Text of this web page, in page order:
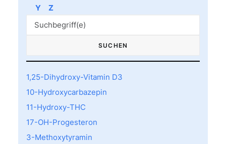
Y
Z
1,25-Dihydroxy-Vitamin D3
10-Hydroxycarbazepin
11-Hydroxy-THC
17-OH-Progesteron
3-Methoxytyramin